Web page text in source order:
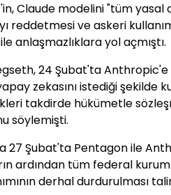
Claude modelini "tüm yasal
reddetmesi ve askeri
anlaşmazlıklara yol açmıştı.
24 Şubat'ta
zekasını istediği şekilde
takdirde hükümetle
söylemişti.
27 Şubat'ta Pentagon ile
ardından tüm federal
derhal durdurulması